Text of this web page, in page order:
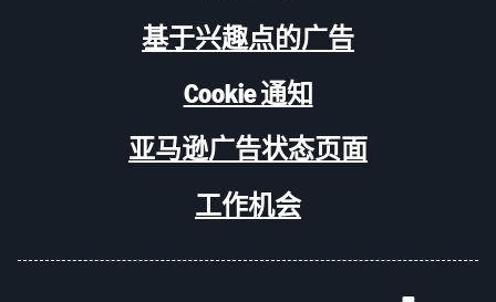
基于兴趣点的广告
Cookie 通知
亚马逊广告状态页面
工作机会